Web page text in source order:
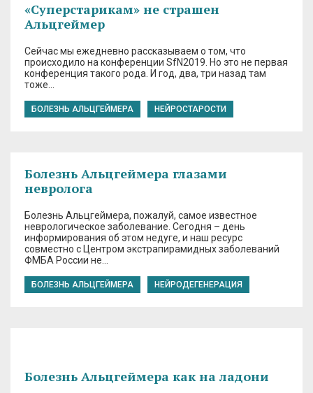
«Суперстарикам» не страшен
Альцгеймер
Сейчас мы ежедневно рассказываем о том, что
происходило на конференции SfN2019. Но это не первая
конференция такого рода. И год, два, три назад там
тоже…
БОЛЕЗНЬ АЛЬЦГЕЙМЕРА НЕЙРОСТАРОСТИ
Болезнь Альцгеймера глазами
невролога
Болезнь Альцгеймера, пожалуй, самое известное
неврологическое заболевание. Сегодня – день
информирования об этом недуге, и наш ресурс
совместно с Центром экстрапирамидных заболеваний
ФМБА России не…
БОЛЕЗНЬ АЛЬЦГЕЙМЕРА НЕЙРОДЕГЕНЕРАЦИЯ
Болезнь Альцгеймера как на ладони